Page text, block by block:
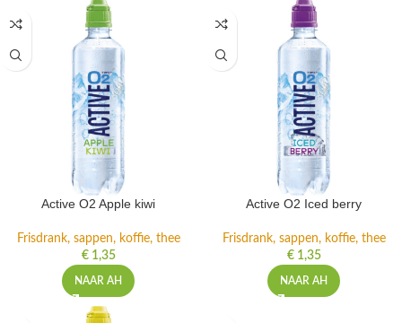
Active O2 Apple kiwi
Frisdrank, sappen, koffie, thee
€1,35
NAAR AH
Active O2 Iced berry
Frisdrank, sappen, koffie, thee
€1,35
NAAR AH